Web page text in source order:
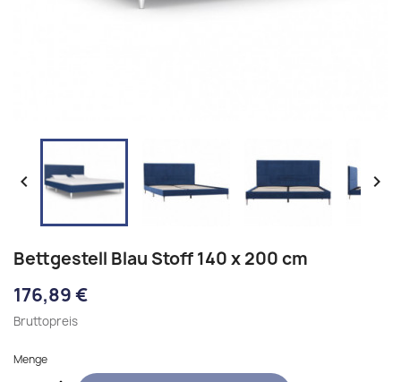
 
Bettgestell Blau Stoff 140 x 200 cm
176,89 €
Bruttopreis
Menge